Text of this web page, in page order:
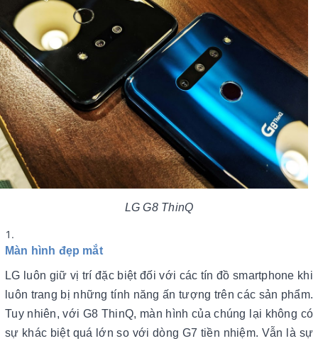
LG G8 ThinQ
Màn hình đẹp mắt
LG luôn giữ vị trí đặc biệt đối với các tín đồ smartphone khi
luôn trang bị những tính năng ấn tượng trên các sản phẩm.
Tuy nhiên, với G8 ThinQ, màn hình của chúng lại không có
sự khác biệt quá lớn so với dòng G7 tiền nhiệm. Vẫn là sự